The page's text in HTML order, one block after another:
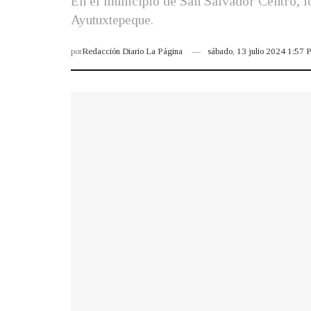
Ayutuxtepeque.
porRedacción Diario La Página sábado, 13 julio 2024 1:57